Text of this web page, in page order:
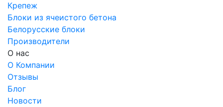
Крепеж
Блоки из ячеистого бетона
Белорусские блоки
Производители
О нас
О Компании
Отзывы
Блог
Новости